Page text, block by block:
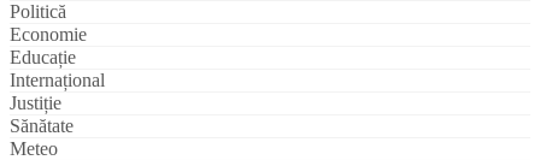
Politică
Economie
Educație
Internațional
Justiție
Sănătate
Meteo